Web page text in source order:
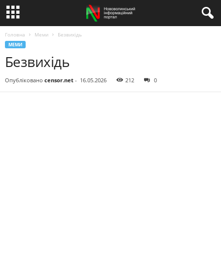
Головна Меми Безвихідь
МЕМИ
Безвихідь
Опубліковано censor.net - 16.05.2026 212 0